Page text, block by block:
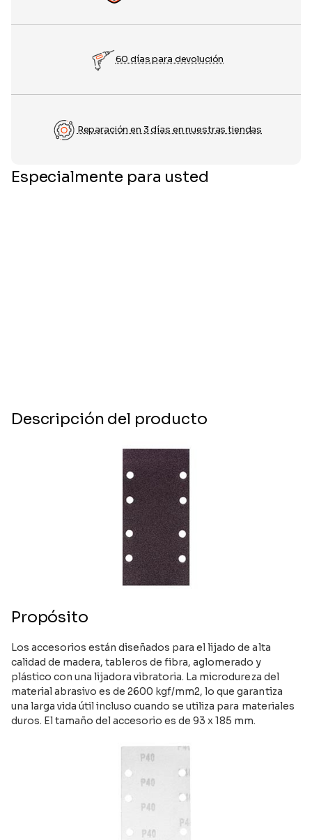
60 días para devolución
Reparación en 3 días en nuestras tiendas
Especialmente para usted
Descripción del producto
Propósito
Los accesorios están diseñados para el lijado de alta
calidad de madera, tableros de fibra, aglomerado y
plástico con una lijadora vibratoria. La microdureza del
material abrasivo es de 2600 kgf/mm2, lo que garantiza
una larga vida útil incluso cuando se utiliza para materiales
duros. El tamaño del accesorio es de 93 x 185 mm.